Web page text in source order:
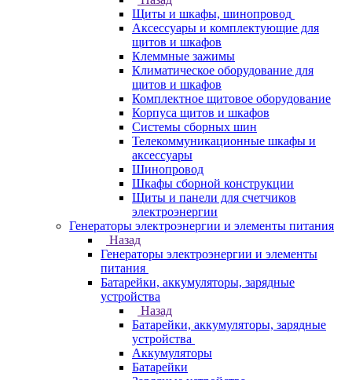
Щиты и шкафы, шинопровод
Аксессуары и комплектующие для
щитов и шкафов
Клеммные зажимы
Климатическое оборудование для
щитов и шкафов
Комплектное щитовое оборудование
Корпуса щитов и шкафов
Системы сборных шин
Телекоммуникационные шкафы и
аксессуары
Шинопровод
Шкафы сборной конструкции
Щиты и панели для счетчиков
электроэнергии
Генераторы электроэнергии и элементы питания
Назад
Генераторы электроэнергии и элементы
питания
Батарейки, аккумуляторы, зарядные
устройства
Назад
Батарейки, аккумуляторы, зарядные
устройства
Аккумуляторы
Батарейки